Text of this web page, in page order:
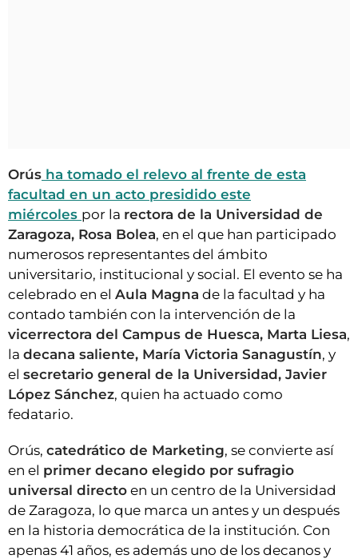
Orús ha tomado el relevo al frente de esta
facultad en un acto presidido este
miércoles por la rectora de la Universidad de
Zaragoza, Rosa Bolea, en el que han participado
numerosos representantes del ámbito
universitario, institucional y social. El evento se ha
celebrado en el Aula Magna de la facultad y ha
contado también con la intervención de la
vicerrectora del Campus de Huesca, Marta Liesa,
la decana saliente, María Victoria Sanagustín, y
el secretario general de la Universidad, Javier
López Sánchez, quien ha actuado como
fedatario.
Orús, catedrático de Marketing, se convierte así
en el primer decano elegido por sufragio
universal directo en un centro de la Universidad
de Zaragoza, lo que marca un antes y un después
en la historia democrática de la institución. Con
apenas 41 años, es además uno de los decanos y